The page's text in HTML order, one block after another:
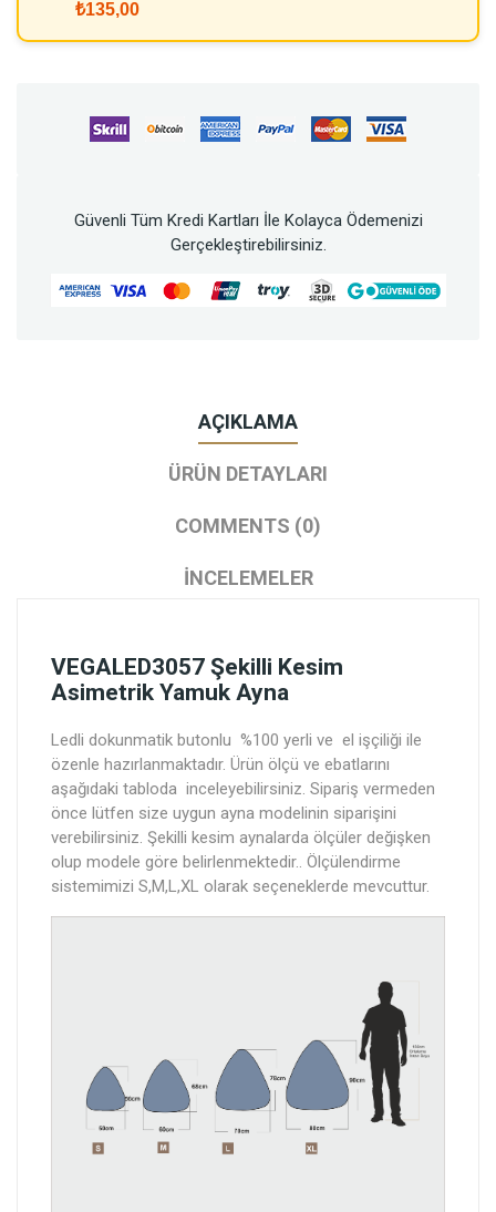
₺135,00
Güvenli Tüm Kredi Kartları İle Kolayca Ödemenizi
Gerçekleştirebilirsiniz.
AÇIKLAMA
ÜRÜN DETAYLARI
COMMENTS (0)
İNCELEMELER
VEGALED3057 Şekilli Kesim
Asimetrik Yamuk Ayna
Ledli dokunmatik butonlu %100 yerli ve el işçiliği ile
özenle hazırlanmaktadır. Ürün ölçü ve ebatlarını
aşağıdaki tabloda inceleyebilirsiniz. Sipariş vermeden
önce lütfen size uygun ayna modelinin siparişini
verebilirsiniz. Şekilli kesim aynalarda ölçüler değişken
olup modele göre belirlenmektedir.. Ölçülendirme
sistemimizi S,M,L,XL olarak seçeneklerde mevcuttur.